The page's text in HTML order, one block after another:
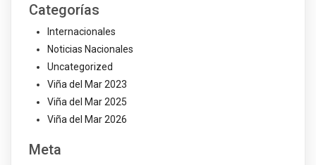
Categorías
Internacionales
Noticias Nacionales
Uncategorized
Viña del Mar 2023
Viña del Mar 2025
Viña del Mar 2026
Meta